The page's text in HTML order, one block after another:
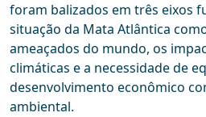
foram balizados em três eixos
situação da Mata Atlântica
ameaçados do mundo, os
climáticas e a necessidade de
desenvolvimento econômico
ambiental.